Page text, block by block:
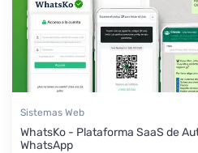
Sistemas Web
WhatsKo - Plataforma SaaS de
WhatsApp